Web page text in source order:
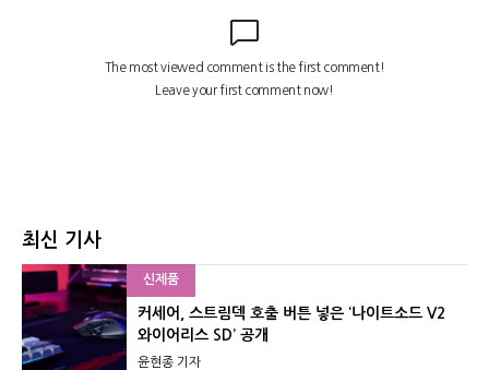
최신 기사
신제품
커세어, 스트림덱 호출 버튼 넣은 ‘나이트소드 V2
와이어리스 SD’ 공개
윤현종 기자